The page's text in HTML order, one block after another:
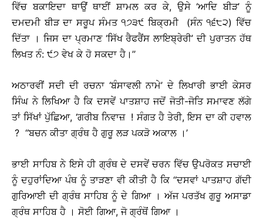
ਵਿੱਚ ਬਕਾਇਦਾ ਥਾਉਂ ਥਾਈਂ ਸ਼ਾਮਲ ਕਰ ਕੇ, ਉਸੇ ‘ਆਦਿ ਬੀੜ’ ਨੂੰ
ਦਮਦਮੀ ਬੀੜ ਦਾ ਸਰੂਪ ਸੰਮਤ ੧੭੩੯ ਬਿਕ੍ਰਮੀ (ਸੰਨ ੧੬੮੨) ਵਿੱਚ
ਦਿੱਤਾ । ਜਿਸ ਦਾ ਪ੍ਰਮਾਣ ‘ਸਿੱਖ ਰੈਫਰੈਂਸ ਲਾਇਬ੍ਰੇਰੀ’ ਦੀ ਪੁਰਾਤਨ ਹੱਥ
ਲਿਖਤ ਨੰ: ੯੭ ਵੇਖ ਕੇ ਹੋ ਸਕਦਾ ਹੈ।’’
ਅਠਾਰਵੀਂ ਸਦੀ ਦੀ ਰਚਨਾ ‘ਬੰਸਾਵਲੀ ਨਾਮੇ’ ਦੇ ਲਿਖਾਰੀ ਭਾਈ ਕੇਸਰ
ਸਿੰਘ ਨੇ ਲਿਖਿਆ ਹੈ ਕਿ ਦਸਵੇਂ ਪਾਤਸ਼ਾਹ ਜਦੋਂ ਜੋਤੀ-ਜੋਤਿ ਸਮਾਵਣ ਲੱਗੇ
ਤਾਂ ਸਿੱਖਾਂ ਪੁੱਛਿਆ, ‘ਗਰੀਬ ਨਿਵਾਜ਼ ! ਸੰਗਤ ਹੈ ਤੇਰੀ, ਇਸ ਦਾ ਕੀ ਹਵਾਲ
? ‘‘ਬਚਨ ਕੀਤਾ ਗ੍ਰੰਥ ਹੈ ਗੁਰੂ ਲੜ ਪਕੜੋ ਅਕਾਲ ।’
ਭਾਈ ਸਾਹਿਬ ਨੇ ਇਸੇ ਹੀ ਗ੍ਰੰਥ ਦੇ ਦਸਵੇਂ ਚਰਨ ਵਿੱਚ ਉਪਰੋਕਤ ਸਚਾਈ
ਨੂੰ ਦਹੁਰਾਂਦਿਆ ਪੰਥ ਨੂੰ ਤਾੜਣਾ ਵੀ ਕੀਤੀ ਹੈ ਕਿ ‘‘ਦਸਵਾਂ ਪਾਤਸ਼ਾਹ ਗੱਦੀ
ਗੁਰਿਆਈ ਦੀ ਗ੍ਰੰਥ ਸਾਹਿਬ ਨੂੰ ਦੇ ਗਿਆ । ਅੱਜ ਪਰਤੱਖ ਗੁਰੂ ਅਸਾਡਾ
ਗ੍ਰੰਥ ਸਾਹਿਬ ਹੈ । ਸੋਈ ਗਿਆ, ਜੋ ਗ੍ਰੰਥੋਂ ਗਿਆ ।